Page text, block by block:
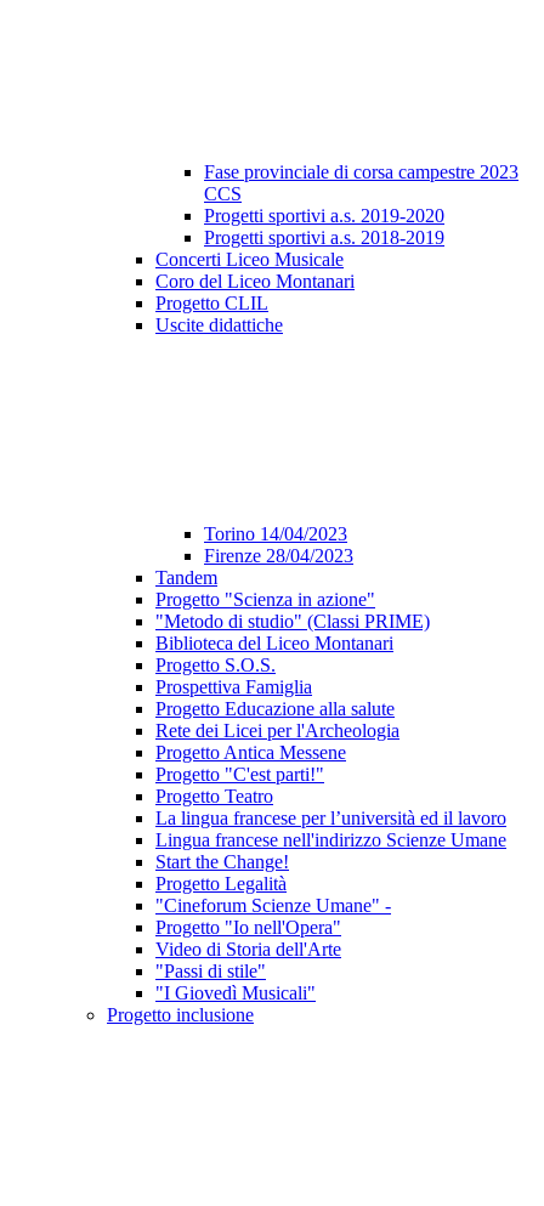
Fase provinciale di corsa campestre 2023
CCS
Progetti sportivi a.s. 2019-2020
Progetti sportivi a.s. 2018-2019
Concerti Liceo Musicale
Coro del Liceo Montanari
Progetto CLIL
Uscite didattiche
Torino 14/04/2023
Firenze 28/04/2023
Tandem
Progetto "Scienza in azione"
"Metodo di studio" (Classi PRIME)
Biblioteca del Liceo Montanari
Progetto S.O.S.
Prospettiva Famiglia
Progetto Educazione alla salute
Rete dei Licei per l'Archeologia
Progetto Antica Messene
Progetto "C'est parti!"
Progetto Teatro
La lingua francese per l’università ed il lavoro
Lingua francese nell'indirizzo Scienze Umane
Start the Change!
Progetto Legalità
"Cineforum Scienze Umane" -
Progetto "Io nell'Opera"
Video di Storia dell'Arte
"Passi di stile"
"I Giovedì Musicali"
Progetto inclusione